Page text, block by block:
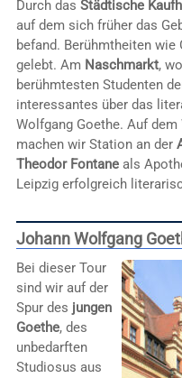
Durch das Städtische
auf dem sich früher das
befand. Berühmtheiten
gelebt. Am Naschmarkt,
berühmtesten Studenten
interessantes über das
Wolfgang Goethe. Auf
machen wir Station an der
Theodor Fontaneals
Leipzig erfolgreich
Johann Wolfgang
Bei dieser Tour
sind wir auf der
Spur des jungen
Goethe, des
unbedarften
Studiosus aus